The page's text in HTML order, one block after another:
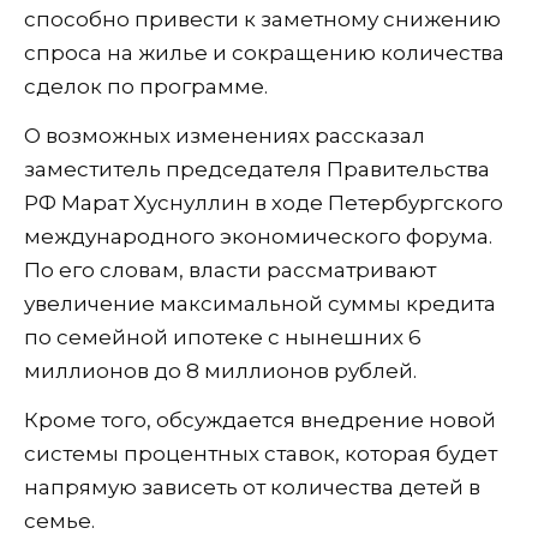
способно привести к заметному снижению
спроса на жилье и сокращению количества
сделок по программе.
О возможных изменениях рассказал
заместитель председателя Правительства
РФ Марат Хуснуллин в ходе Петербургского
международного экономического форума.
По его словам, власти рассматривают
увеличение максимальной суммы кредита
по семейной ипотеке с нынешних 6
миллионов до 8 миллионов рублей.
Кроме того, обсуждается внедрение новой
системы процентных ставок, которая будет
напрямую зависеть от количества детей в
семье.